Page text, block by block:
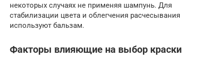
некоторых случаях не применяя шампунь. Для
стабилизации цвета и облегчения расчесывания
используют бальзам.
Факторы влияющие на выбор краски